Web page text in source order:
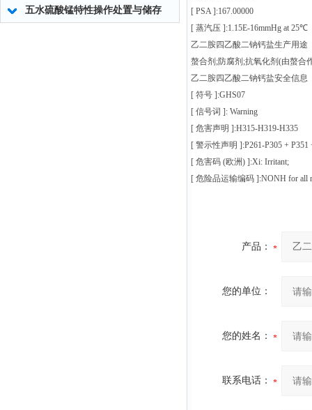
五水硫酸锰特性操作处置与储存
[ PSA ]:167.00000
[ 蒸汽压 ]:1.15E-16mmHg at 25℃
乙二胺四乙酸二钠钙盐生产用途
螯合剂;防腐剂;抗氧化剂(由螯合
乙二胺四乙酸二钠钙盐安全信息
[ 符号 ]:GHS07
[ 信号词 ]: Warning
[ 危害声明 ]:H315-H319-H335
[ 警示性声明 ]:P261-P305 + P351
[ 危害码 (欧洲) ]:Xi: Irritant;
[ 危险品运输编码 ]:NONH for all
产品：
您的单位：
您的姓名：
联系电话：